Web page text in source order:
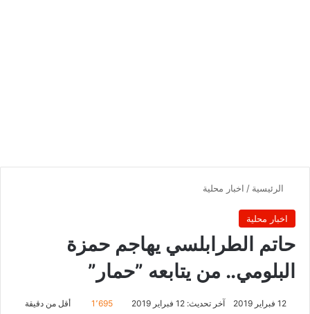
الرئيسية / اخبار محلية
اخبار محلية
حاتم الطرابلسي يهاجم حمزة
البلومي.. من يتابعه ”حمار”
12 فبراير 2019 آخر تحديث: 12 فبراير 2019 1٬695 أقل من دقيقة